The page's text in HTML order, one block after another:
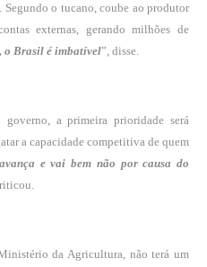
o tucano, coube ao produtor
externas, gerando milhões de
o Brasil é imbatível”, disse.
a primeira prioridade será
a capacidade competitiva de quem
e vai bem não por causa do
da Agricultura, não terá um